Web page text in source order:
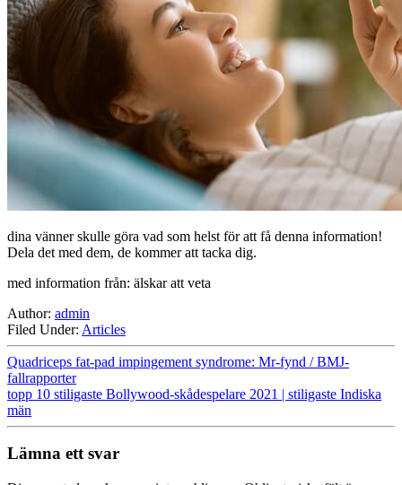
dina vänner skulle göra vad som helst för att få denna information!
Dela det med dem, de kommer att tacka dig.
med information från: älskar att veta
Author: admin
Filed Under: Articles
Quadriceps fat-pad impingement syndrome: Mr-fynd / BMJ-
fallrapporter
topp 10 stiligaste Bollywood-skådespelare 2021 | stiligaste Indiska
män
Lämna ett svar